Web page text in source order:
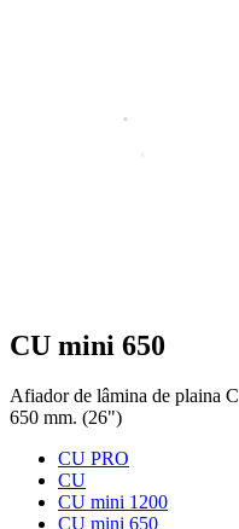
CU mini 650
Afiador de lâmina de plaina
650 mm. (26")
CU PRO
CU
CU mini 1200
CU mini 650